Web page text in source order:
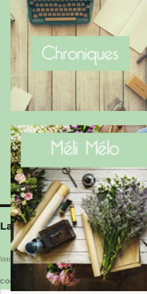
Laisser un commentaire
Votre adresse e-mail ne sera pas publiée.Les
COMMENTAIRE*